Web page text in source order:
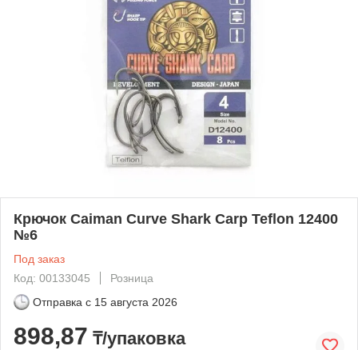
Крючок Caiman Curve Shark Carp Teflon 12400
№6
Под заказ
Код: 00133045
Розница
Отправка с 15 августа 2026
898,87 ₸/упаковка